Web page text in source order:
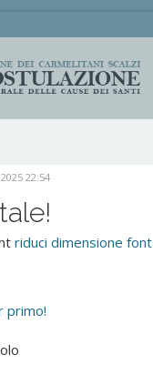
22:54
riduci dimensione font
primo!